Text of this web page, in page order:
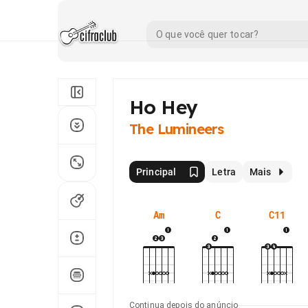
Ho Hey
The Lumineers
Principal Letra Mais
Am C C11
Continua depois do anúncio